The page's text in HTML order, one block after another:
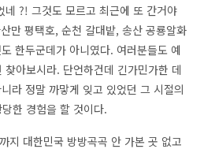
네 ?! 그것도 모르고 최근에 또 간거야
만 평택호, 순천 갈대밭, 송산 공룡알화
한두군데가 아니였다. 여러분들도 예
아보시라. 단언하건데 긴가민가한 데
라 정말 까맣게 잊고 있었던 그 시절의
한 경험을 할 것이다.
지 대한민국 방방곡곡 안 가본 곳 없고